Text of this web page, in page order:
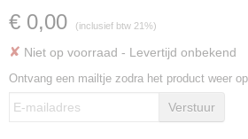
€ 0,00 (inclusief btw 21%)
✘ Niet op voorraad - Levertijd onbekend
Ontvang een mailtje zodra het product weer
Verstuur